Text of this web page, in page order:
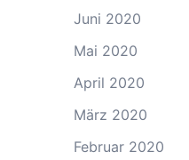
Juni 2020
Mai 2020
April 2020
März 2020
Februar 2020